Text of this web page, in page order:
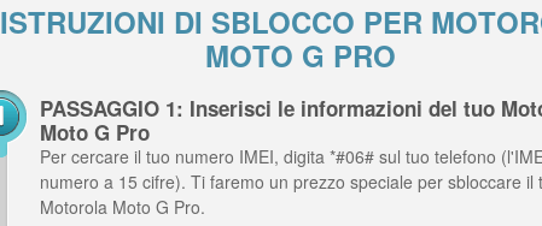
ISTRUZIONI DI SBLOCCO PER
MOTO G PRO
PASSAGGIO 1: Inserisci le informazioni del tuo
Moto G Pro
Per cercare il tuo numero IMEI, digita *#06# sul tuo telefono
numero a 15 cifre). Ti faremo un prezzo speciale per sbloccare il
Motorola Moto G Pro.